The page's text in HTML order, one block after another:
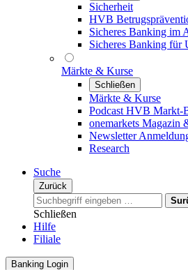
Sicherheit
HVB
Sicheres Banking im
Sicheres Banking für
Märkte & Kurse
Schließen
Märkte & Kurse
Podcast HVB Markt-
onemarkets Magazin
Newsletter
Research
Suche
Zurück
Schließen
Hilfe
Filiale
Banking Login